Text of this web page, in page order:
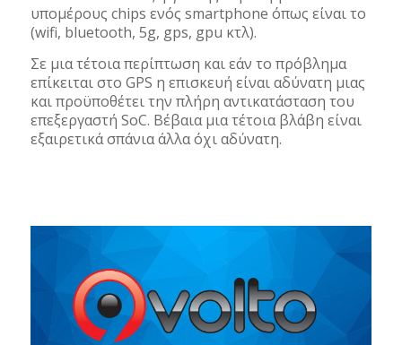
υπομέρους chips ενός smartphone όπως είναι το
(wifi, bluetooth, 5g, gps, gpu κτλ).
Σε μια τέτοια περίπτωση και εάν το πρόβλημα
επίκειται στο GPS η επισκευή είναι αδύνατη μιας
και προϋποθέτει την πλήρη αντικατάσταση του
επεξεργαστή SoC. Βέβαια μια τέτοια βλάβη είναι
εξαιρετικά σπάνια άλλα όχι αδύνατη.